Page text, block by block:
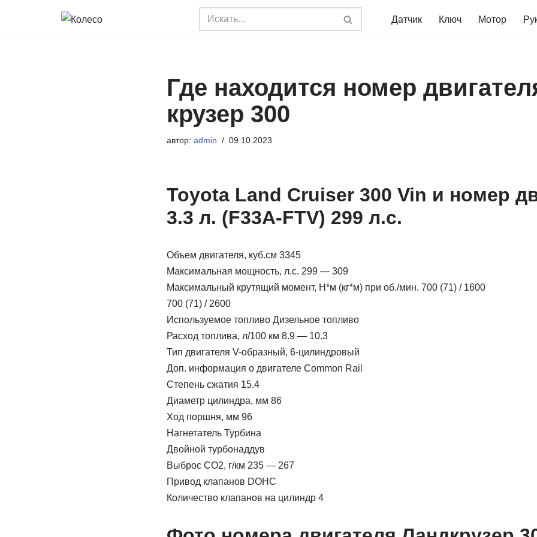
Датчик Ключ Мотор
Где находится номер
крузер 300
автор: admin 09.10.2023
Toyota Land Cruiser 300 Vin и номер
3.3 л. (F33A-FTV) 299 л.с.
Объем двигателя, куб.см 3345
Максимальная мощность, л.с. 299 — 309
Максимальный крутящий момент, Н*м (кг*м) при об./мин. 700 (71) / 1600
700 (71) / 2600
Используемое топливо Дизельное топливо
Расход топлива, л/100 км 8.9 — 10.3
Тип двигателя V-образный, 6-цилиндровый
Доп. информация о двигателе Common Rail
Степень сжатия 15.4
Диаметр цилиндра, мм 86
Ход поршня, мм 96
Нагнетатель Турбина
Двойной турбонаддув
Выброс CO2, г/км 235 — 267
Привод клапанов DOHC
Количество клапанов на цилиндр 4